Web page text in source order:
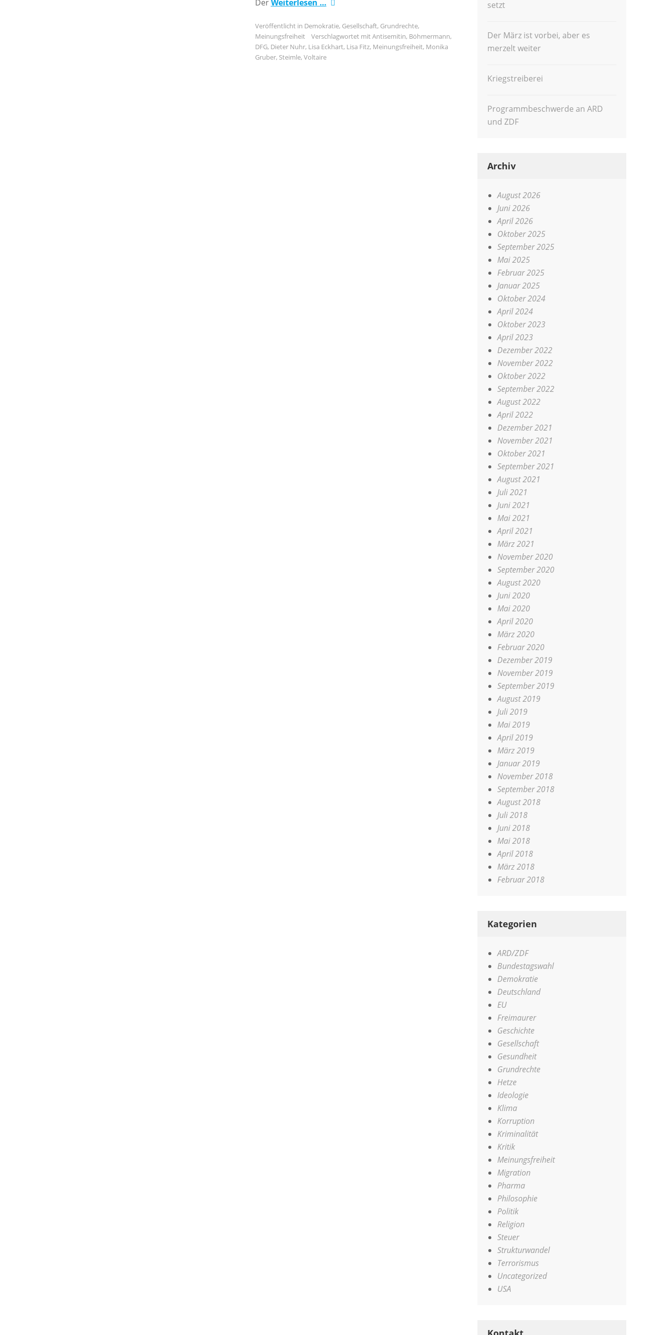
DerWeiterlesen …
Veröffentlicht in Demokratie, Gesellschaft, Grundrechte,
Meinungsfreiheit
Verschlagwortet mitAntisemitin, Böhmermann,
DFG, Dieter Nuhr, Lisa Eckhart, Lisa Fitz, Meinungsfreiheit, Monika
Gruber, Steimle, Voltaire
setzt
Der März ist vorbei, aber es
merzelt weiter
Kriegstreiberei
Programmbeschwerde an ARD
und ZDF
Archiv
August 2026
Juni 2026
April 2026
Oktober 2025
September 2025
Mai 2025
Februar 2025
Januar 2025
Oktober 2024
April 2024
Oktober 2023
April 2023
Dezember 2022
November 2022
Oktober 2022
September 2022
August 2022
April 2022
Dezember 2021
November 2021
Oktober 2021
September 2021
August 2021
Juli 2021
Juni 2021
Mai 2021
April 2021
März 2021
November 2020
September 2020
August 2020
Juni 2020
Mai 2020
April 2020
März 2020
Februar 2020
Dezember 2019
November 2019
September 2019
August 2019
Juli 2019
Mai 2019
April 2019
März 2019
Januar 2019
November 2018
September 2018
August 2018
Juli 2018
Juni 2018
Mai 2018
April 2018
März 2018
Februar 2018
Kategorien
ARD/ZDF
Bundestagswahl
Demokratie
Deutschland
EU
Freimaurer
Geschichte
Gesellschaft
Gesundheit
Grundrechte
Hetze
Ideologie
Klima
Korruption
Kriminalität
Kritik
Meinungsfreiheit
Migration
Pharma
Philosophie
Politik
Religion
Steuer
Strukturwandel
Terrorismus
Uncategorized
USA